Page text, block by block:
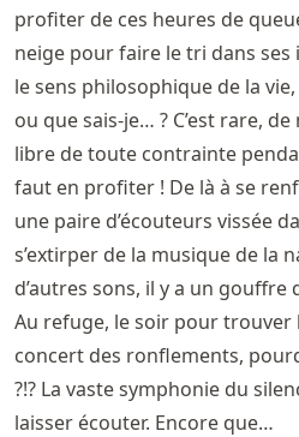
profiter de ces heures de
neige pour faire le tri dans
le sens philosophique de la
ou que sais-je… ? C’est rare,
libre de toute contrainte
faut en profiter ! De là à se
une paire d’écouteurs vissée
s’extirper de la musique de la
d’autres sons, il y a un gouffre
Au refuge, le soir pour trouver
concert des ronflements,
?!? La vaste symphonie du
laisser écouter. Encore que…